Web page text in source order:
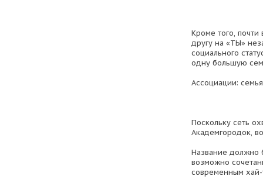
Кроме того,
другу на «ТЫ»
социального
одну большую
Ассоциации:
Поскольку сеть
Академгородок,
Название должно
возможно
современным